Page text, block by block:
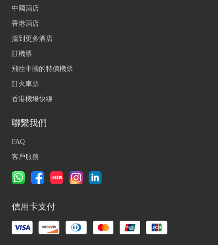
中國酒店
香港酒店
搵到更多酒店
訂機票
飛往中國的特價機票
訂火車票
香港機場快線
聯繫我們
FAQ
客戶服務
信用卡支付